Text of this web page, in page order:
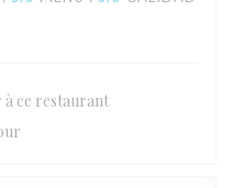
à ce restaurant